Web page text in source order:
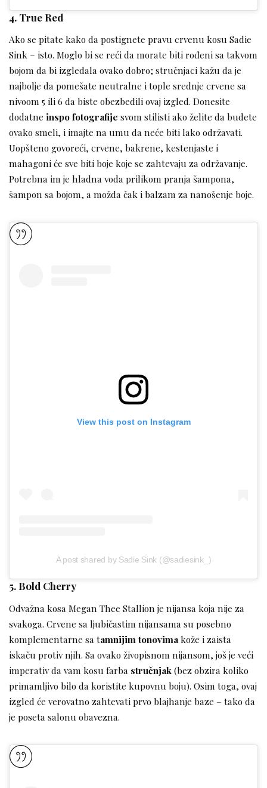
4. True Red
Ako se pitate kako da postignete pravu crvenu kosu Sadie
Sink – isto. Moglo bi se reći da morate biti rođeni sa takvom
bojom da bi izgledala ovako dobro; stručnjaci kažu da je
najbolje da pomešate neutralne i tople srednje crvene sa
nivoom 5 ili 6 da biste obezbedili ovaj izgled. Donesite
dodatne inspo fotografije svom stilisti ako želite da budete
ovako smeli, i imajte na umu da neće biti lako održavati.
Uopšteno govoreći, crvene, bakrene, kestenjaste i
mahagoni će sve biti boje koje se zahtevaju za održavanje.
Potrebna im je hladna voda prilikom pranja šampona,
šampon sa bojom, a možda čak i balzam za nanošenje boje.
View this post on Instagram
A post shared by Sadie Sink (@sadiesink_)
5. Bold Cherry
Odvažna kosa Megan Thee Stallion je nijansa koja nije za
svakoga. Crvene sa ljubičastim nijansama su posebno
komplementarne sa tamnijim tonovimakože i zaista
iskaču protiv njih. Sa ovako živopisnom nijansom, još je veći
imperativ da vam kosu farba stručnjak(bez obzira koliko
primamljivo bilo da koristite kupovnu boju). Osim toga, ovaj
izgled će verovatno zahtevati prvo blajhanje baze – tako da
je poseta salonu obavezna.